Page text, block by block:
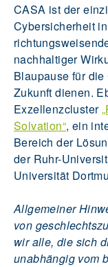
CASA ist der
Cybersicherheit
nachhaltiger
Blaupause für
Zukunft dienen.
Exzellenzcluster
Solvation“, ein
Bereich der
der Ruhr-
Universität
Allgemeiner
von
wir alle, die sich
unabhängig vom